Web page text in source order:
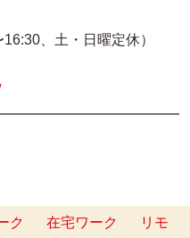
、土・日曜定休）
ク 在宅ワーク
リモ